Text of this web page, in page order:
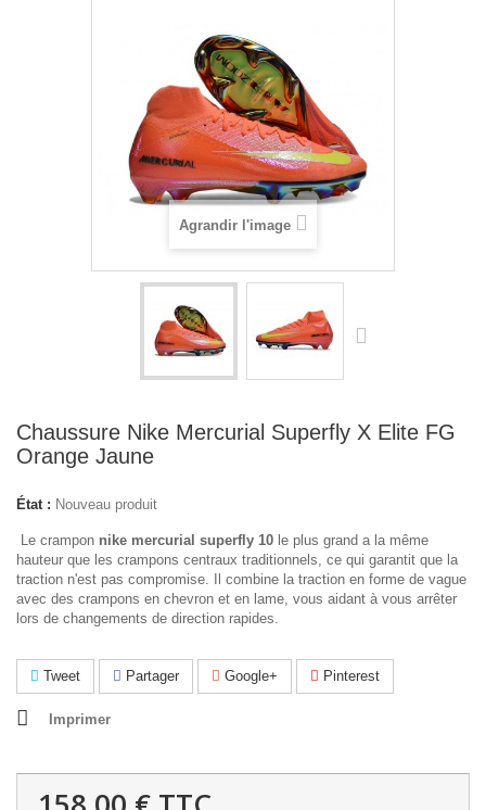
Agrandir l'image
Chaussure Nike Mercurial Superfly X Elite FG
Orange Jaune
État : Nouveau produit
Le crampon nike mercurial superfly 10 le plus grand a la même
hauteur que les crampons centraux traditionnels, ce qui garantit que la
traction n'est pas compromise. Il combine la traction en forme de vague
avec des crampons en chevron et en lame, vous aidant à vous arrêter
lors de changements de direction rapides.
Tweet Partager Google+ Pinterest
Imprimer